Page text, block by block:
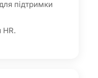
підтримки
HR.